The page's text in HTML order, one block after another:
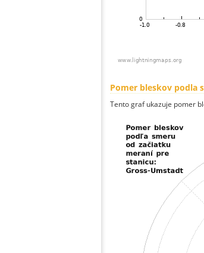
Pomer bleskov podla
Tento graf ukazuje pomer